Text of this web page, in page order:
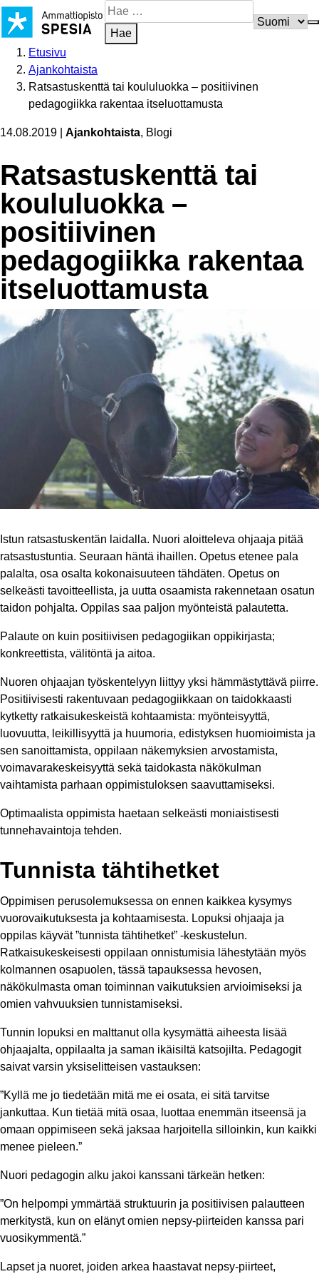
Siirry
sisältöön
Hae
sivustosta
Hae
Etusivu
Ajankohtaista
Ratsastuskenttä tai koululuokka – positiivinen
pedagogiikka rakentaa itseluottamusta
14.08.2019 Ajankohtaista, Blogi
Ratsas­tus­kenttä tai
koululuokka –
positiivinen
pedagogiikka rakentaa
itseluot­ta­musta
Istun ratsastuskentän laidalla. Nuori aloitteleva ohjaaja pitää
ratsastustuntia. Seuraan häntä ihaillen. Opetus etenee pala
palalta, osa osalta kokonaisuuteen tähdäten. Opetus on
selkeästi tavoitteellista, ja uutta osaamista rakennetaan osatun
taidon pohjalta. Oppilas saa paljon myönteistä palautetta.
Palaute on kuin positiivisen pedagogiikan oppikirjasta;
konkreettista, välitöntä ja aitoa.
Nuoren ohjaajan työskentelyyn liittyy yksi hämmästyttävä piirre.
Positiivisesti rakentuvaan pedagogiikkaan on taidokkaasti
kytketty ratkaisukeskeistä kohtaamista: myönteisyyttä,
luovuutta, leikillisyyttä ja huumoria, edistyksen huomioimista ja
sen sanoittamista, oppilaan näkemyksien arvostamista,
voimavarakeskeisyyttä sekä taidokasta näkökulman
vaihtamista parhaan oppimistuloksen saavuttamiseksi.
Optimaalista oppimista haetaan selkeästi moniaistisesti
tunnehavaintoja tehden.
Tunnista tähtihetket
Oppimisen perusolemuksessa on ennen kaikkea kysymys
vuorovaikutuksesta ja kohtaamisesta. Lopuksi ohjaaja ja
oppilas käyvät ”tunnista tähtihetket” -keskustelun.
Ratkaisukeskeisesti oppilaan onnistumisia lähestytään myös
kolmannen osapuolen, tässä tapauksessa hevosen,
näkökulmasta oman toiminnan vaikutuksien arvioimiseksi ja
omien vahvuuksien tunnistamiseksi.
Tunnin lopuksi en malttanut olla kysymättä aiheesta lisää
ohjaajalta, oppilaalta ja saman ikäisiltä katsojilta. Pedagogit
saivat varsin yksiselitteisen vastauksen:
”Kyllä me jo tiedetään mitä me ei osata, ei sitä tarvitse
jankuttaa. Kun tietää mitä osaa, luottaa enemmän itseensä ja
omaan oppimiseen sekä jaksaa harjoitella silloinkin, kun kaikki
menee pieleen.”
Nuori pedagogin alku jakoi kanssani tärkeän hetken:
”On helpompi ymmärtää struktuurin ja positiivisen palautteen
merkitystä, kun on elänyt omien nepsy-piirteiden kanssa pari
vuosikymmentä.”
Lapset ja nuoret, joiden arkea haastavat nepsy-piirteet,